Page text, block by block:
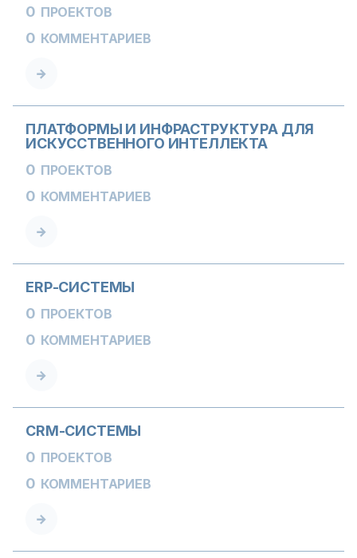
0 ПРОЕКТОВ
0 КОММЕНТАРИЕВ
ПЛАТФОРМЫ И ИНФРАСТРУКТУРА ДЛЯ
ИСКУССТВЕННОГО ИНТЕЛЛЕКТА
0 ПРОЕКТОВ
0 КОММЕНТАРИЕВ
ERP-СИСТЕМЫ
0 ПРОЕКТОВ
0 КОММЕНТАРИЕВ
CRM-СИСТЕМЫ
0 ПРОЕКТОВ
0 КОММЕНТАРИЕВ